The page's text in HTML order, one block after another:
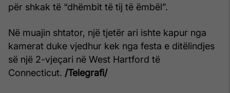
për shkak të “dhëmbit të tij të ëmbël”.
Në muajin shtator, një tjetër ari ishte kapur nga
kamerat duke vjedhur kek nga festa e ditëlindjes
së një 2-vjeçari në West Hartford të
Connecticut. /Telegrafi/